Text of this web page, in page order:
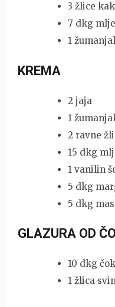
3 žlice
7 dkg
1
KREMA
2 jaja
1
2 ravne
15 dkg
1 vanilin
5 dkg
5 dkg
GLAZURA OD
10 dkg
1 žlica